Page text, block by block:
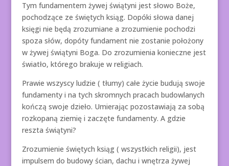
Tym fundamentem żywej świątyni jest słowo Boże,
pochodzące ze świętych ksiąg. Dopóki słowa danej
księgi nie będą zrozumiane a zrozumienie pochodzi
spoza słów, dopóty fundament nie zostanie położony
w żywej świątyni Boga. Do zrozumienia konieczne jest
światło, którego brakuje w religiach.
Prawie wszyscy ludzie ( tłumy) całe życie budują swoje
fundamenty i na tych skromnych pracach budowlanych
kończą swoje dzieło. Umierając pozostawiają za sobą
rozkopaną ziemię i zaczęte fundamenty. A gdzie
reszta świątyni?
Zrozumienie świętych ksiąg ( wszystkich religii), jest
impulsem do budowy ścian, dachu i wnętrza żywej